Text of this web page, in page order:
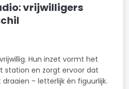
vrijwilligers
Hun inzet vormt het
station en zorgt ervoor dat
draaien – letterlijk én figuurlijk.